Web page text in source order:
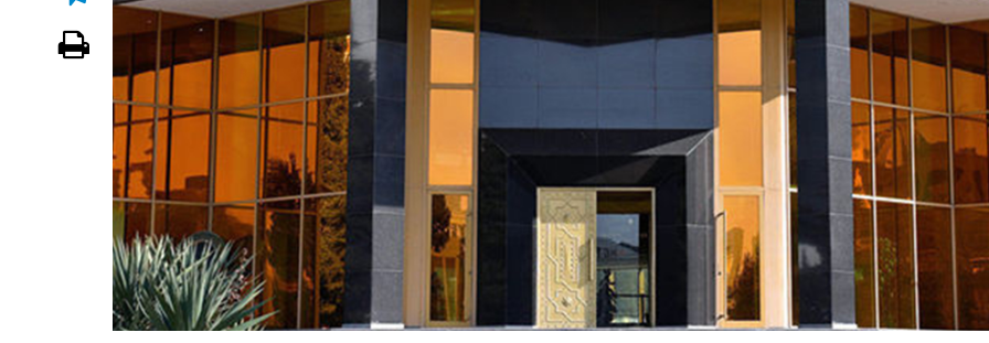
qorunub saxlanılacaq”
MÜSAHİBƏ
Gülminə Məlikzadə: “Azərbaycan
Bacarıqlar Akseleratoru” ixtisaslaşmış
kadrların hazırlanmasını hədəfləyir”
Aytən Kərimova:
inklüziv iş mühiti
öyrənən komanda
MÜSAHİBƏ
Azərbaycanda dövlət-özəl
çərçivəsində həyata
layihə
VİDEO
Aydın Hüseynov: “Əsrin
Azərbaycanın iqtisadi
təmin edən əsas
MÜSAHİBƏ